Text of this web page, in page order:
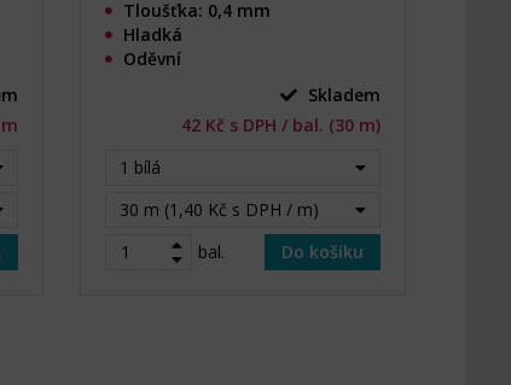
Tloušťka: 0,4 mm
Hladká
Oděvní
Skladem
42 Kč s DPH / bal. (30 m)
1 bílá
30 m (1,40 Kč s DPH / m)
bal.
Do košíku